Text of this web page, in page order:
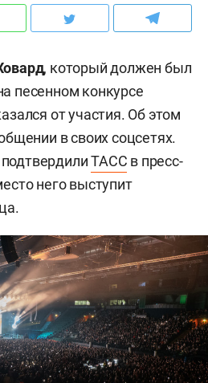
, который должен был
песенном конкурсе
от участия. Об этом
в своих соцсетях.
ТАСС в пресс-
него выступит